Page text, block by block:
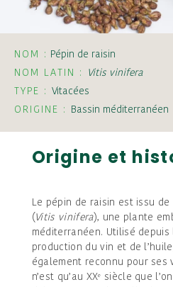
NOM : Pépin de raisin
NOM LATIN :
Vitis vinifera
TYPE : Vitacées
ORIGINE :
Bassin méditerranéen
Origine et
Le pépin de raisin est issu de
(Vitis vinifera), une plante
méditerranéen. Utilisé depuis
production du vin et de
également reconnu pour ses
n’est qu’au XXᵉ siècle que